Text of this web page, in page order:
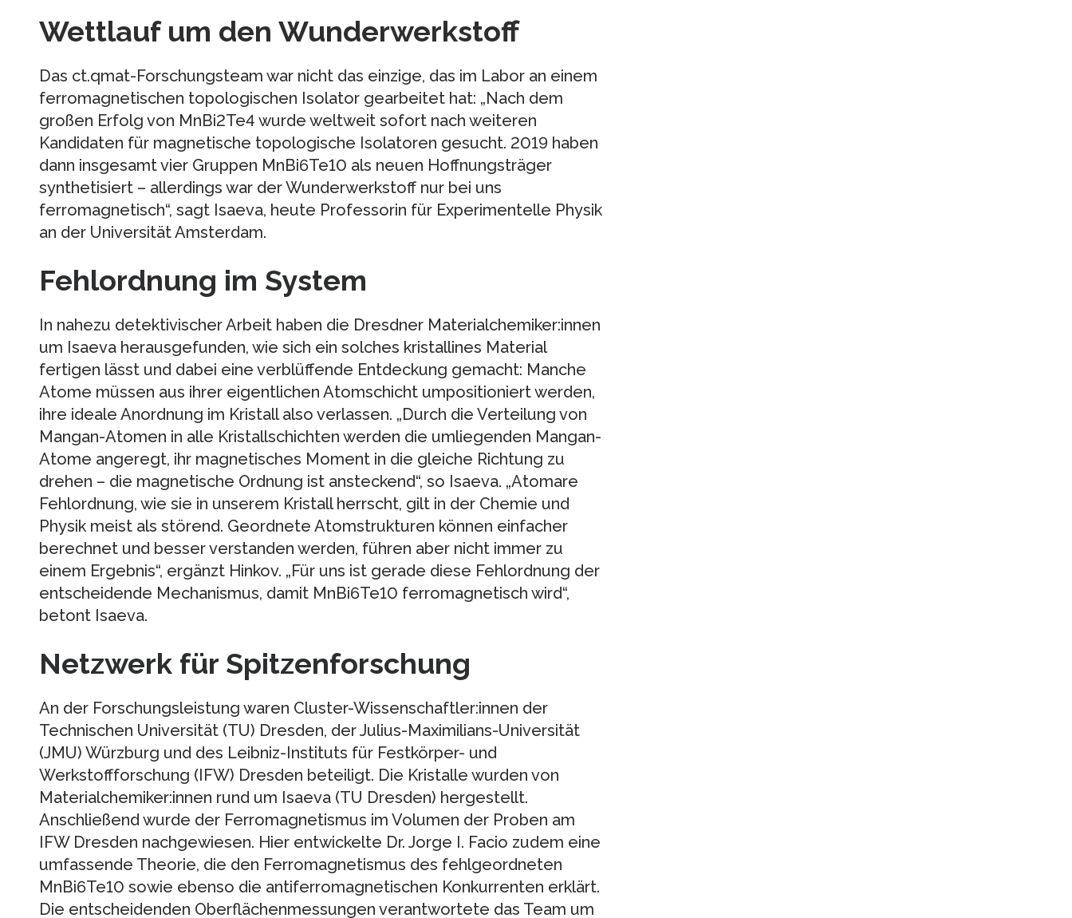
Wettlauf um den Wunderwerkstoff
Das ct.qmat-Forschungsteam war nicht das einzige, das im Labor an einem
ferromagnetischen topologischen Isolator gearbeitet hat: „Nach dem
großen Erfolg von MnBi2Te4 wurde weltweit sofort nach weiteren
Kandidaten für magnetische topologische Isolatoren gesucht. 2019 haben
dann insgesamt vier Gruppen MnBi6Te10 als neuen Hoffnungsträger
synthetisiert – allerdings war der Wunderwerkstoff nur bei uns
ferromagnetisch“, sagt Isaeva, heute Professorin für Experimentelle Physik
an der Universität Amsterdam.
Fehlordnung im System
In nahezu detektivischer Arbeit haben die Dresdner Materialchemiker:innen
um Isaeva herausgefunden, wie sich ein solches kristallines Material
fertigen lässt und dabei eine verblüffende Entdeckung gemacht: Manche
Atome müssen aus ihrer eigentlichen Atomschicht umpositioniert werden,
ihre ideale Anordnung im Kristall also verlassen. „Durch die Verteilung von
Mangan-Atomen in alle Kristallschichten werden die umliegenden Mangan-
Atome angeregt, ihr magnetisches Moment in die gleiche Richtung zu
drehen – die magnetische Ordnung ist ansteckend“, so Isaeva. „Atomare
Fehlordnung, wie sie in unserem Kristall herrscht, gilt in der Chemie und
Physik meist als störend. Geordnete Atomstrukturen können einfacher
berechnet und besser verstanden werden, führen aber nicht immer zu
einem Ergebnis“, ergänzt Hinkov. „Für uns ist gerade diese Fehlordnung der
entscheidende Mechanismus, damit MnBi6Te10 ferromagnetisch wird“,
betont Isaeva.
Netzwerk für Spitzenforschung
An der Forschungsleistung waren Cluster-Wissenschaftler:innen der
Technischen Universität (TU) Dresden, der Julius-Maximilians-Universität
(JMU) Würzburg und des Leibniz-Instituts für Festkörper- und
Werkstoffforschung (IFW) Dresden beteiligt. Die Kristalle wurden von
Materialchemiker:innen rund um Isaeva (TU Dresden) hergestellt.
Anschließend wurde der Ferromagnetismus im Volumen der Proben am
IFW Dresden nachgewiesen. Hier entwickelte Dr. Jorge I. Facio zudem eine
umfassende Theorie, die den Ferromagnetismus des fehlgeordneten
MnBi6Te10 sowie ebenso die antiferromagnetischen Konkurrenten erklärt.
Die entscheidenden Oberflächenmessungen verantwortete das Team um